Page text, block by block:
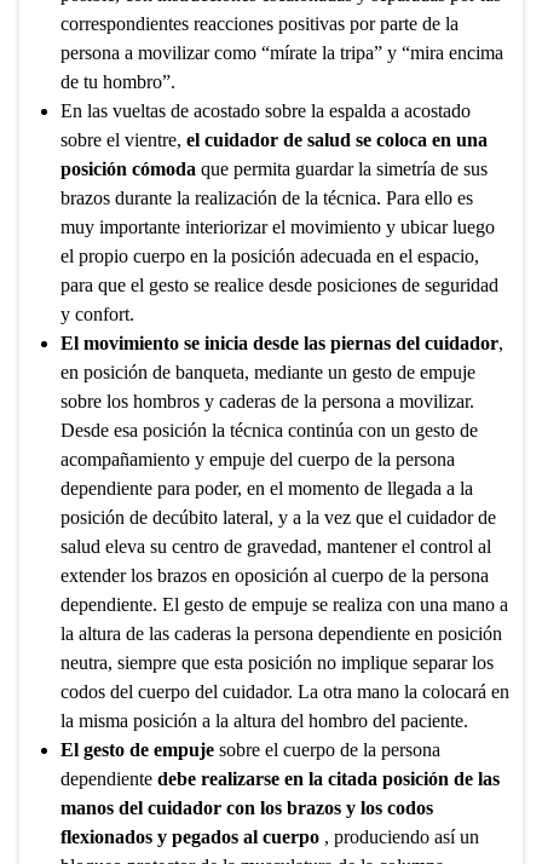
correspondientes reacciones positivas por parte de la
persona a movilizar como “mírate la tripa” y “mira encima
de tu hombro”.
En las vueltas de acostado sobre la espalda a acostado
sobre el vientre, el cuidador de salud se coloca en una
posición cómoda que permita guardar la simetría de sus
brazos durante la realización de la técnica. Para ello es
muy importante interiorizar el movimiento y ubicar luego
el propio cuerpo en la posición adecuada en el espacio,
para que el gesto se realice desde posiciones de seguridad
y confort.
El movimiento se inicia desde las piernas del cuidador,
en posición de banqueta, mediante un gesto de empuje
sobre los hombros y caderas de la persona a movilizar.
Desde esa posición la técnica continúa con un gesto de
acompañamiento y empuje del cuerpo de la persona
dependiente para poder, en el momento de llegada a la
posición de decúbito lateral, y a la vez que el cuidador de
salud eleva su centro de gravedad, mantener el control al
extender los brazos en oposición al cuerpo de la persona
dependiente. El gesto de empuje se realiza con una mano a
la altura de las caderas la persona dependiente en posición
neutra, siempre que esta posición no implique separar los
codos del cuerpo del cuidador. La otra mano la colocará en
la misma posición a la altura del hombro del paciente.
El gesto de empujesobre el cuerpo de la persona
dependiente debe realizarse en la citada posición de las
manos del cuidador con los brazos y los codos
flexionados y pegados al cuerpo, produciendo así un